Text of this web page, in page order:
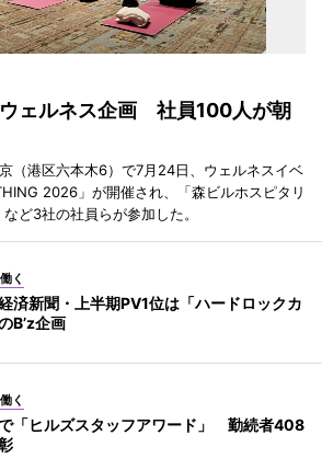
ェルネス企画 社員100人が朝
（港区六本木6）で7月24日、ウェルネスイベ
2026」が開催され、「森ビルホスピタリ
ど3社の社員らが参加した。
く
済新聞・上半期PV1位は「ハードロックカ
B’z企画
く
「ヒルズスタッフアワード」 勤続者408